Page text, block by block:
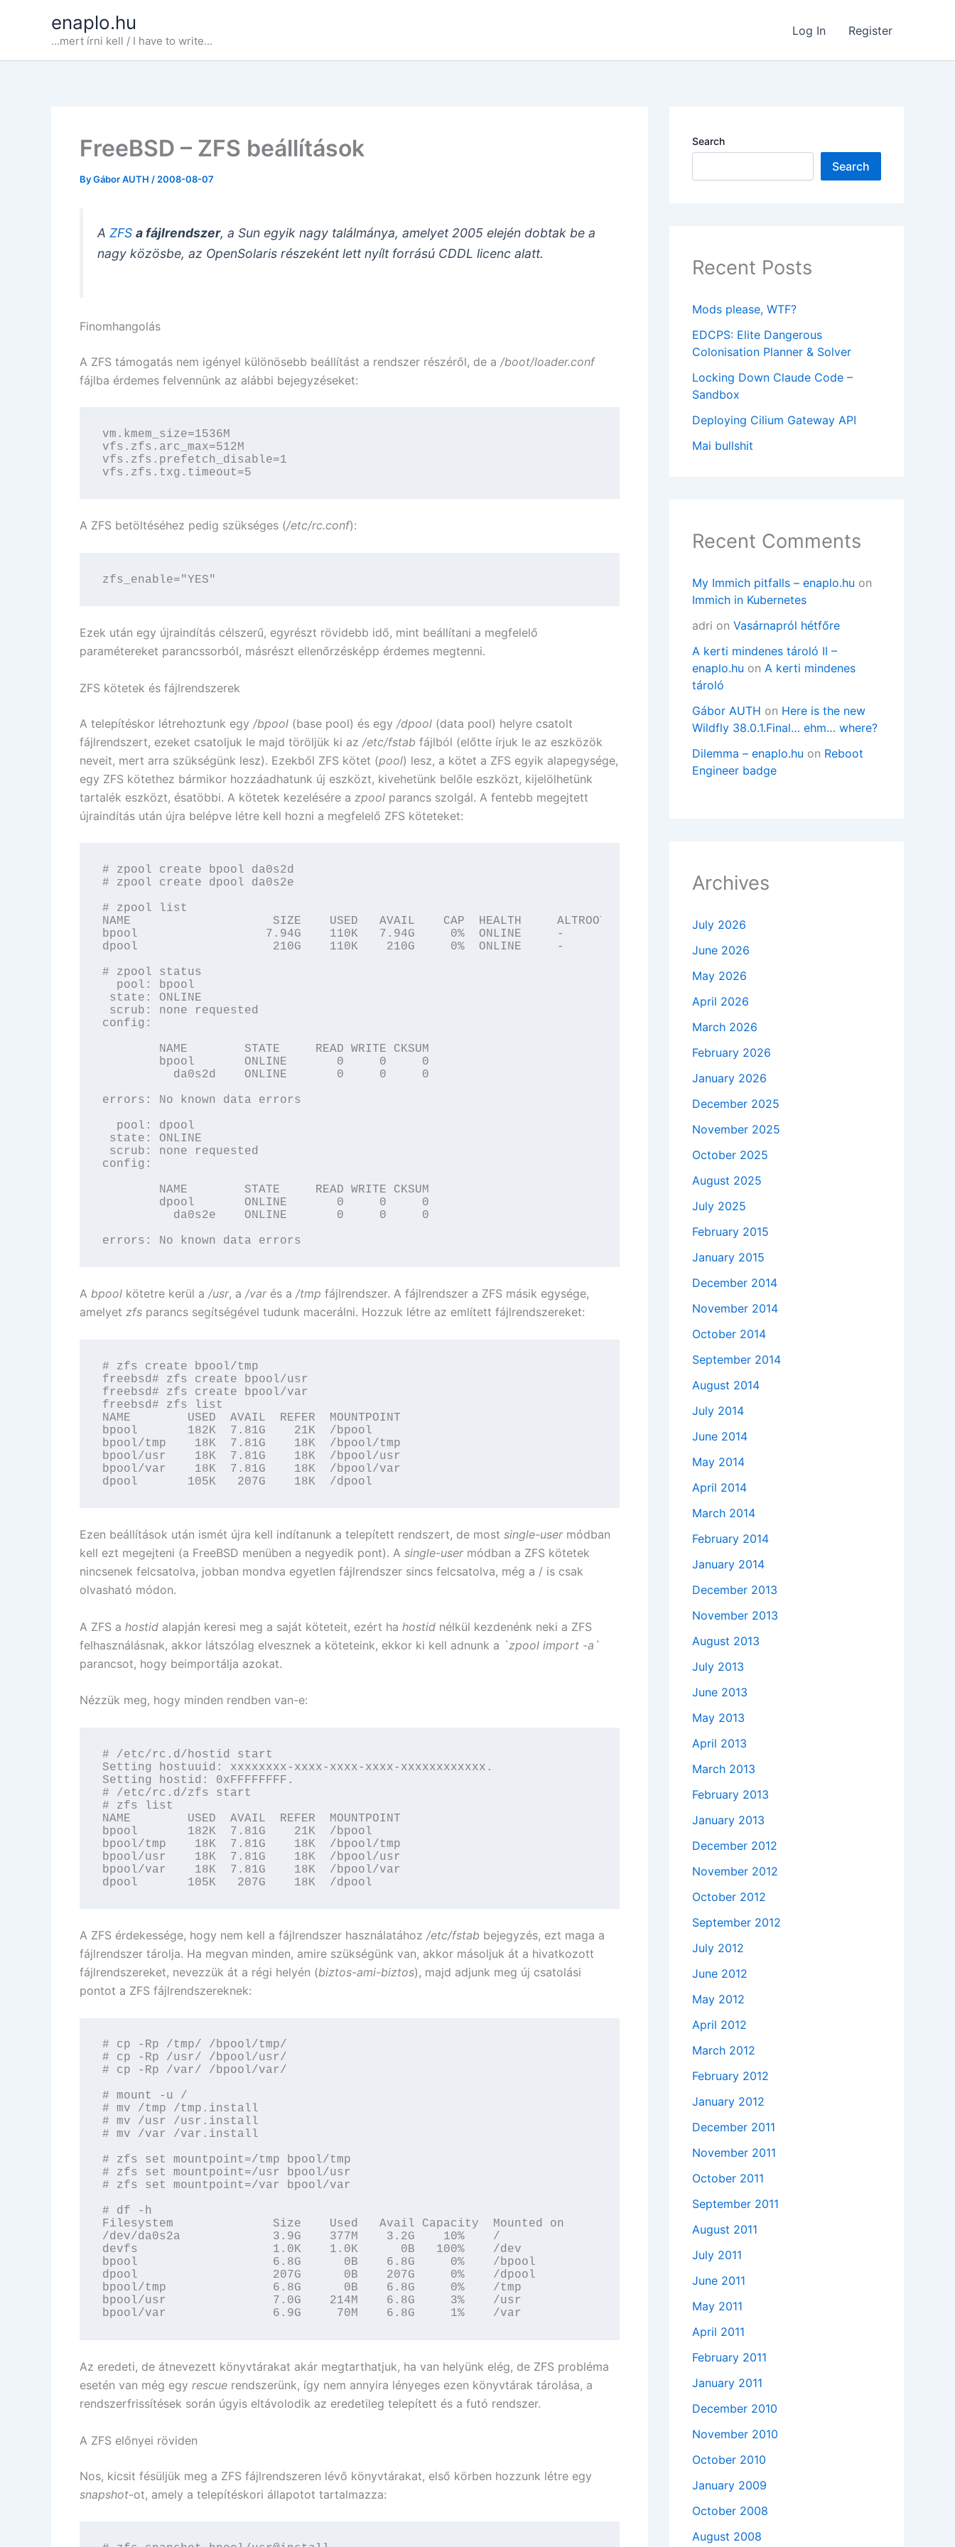
enaplo.hu
...mert írni kell / I have to write...
Log In Register
FreeBSD – ZFS beállítások
ByGábor AUTH / 2008-08-07
A ZFS a fájlrendszer, a Sun egyik nagy találmánya, amelyet 2005 elején dobtak be a
nagy közösbe, az OpenSolaris részeként lett nyílt forrású CDDL licenc alatt.
Finomhangolás
A ZFS támogatás nem igényel különösebb beállítást a rendszer részéről, de a /boot/loader.conf
fájlba érdemes felvennünk az alábbi bejegyzéseket:
vm.kmem_size=1536M
vfs.zfs.arc_max=512M
vfs.zfs.prefetch_disable=1
vfs.zfs.txg.timeout=5
A ZFS betöltéséhez pedig szükséges (/etc/rc.conf):
zfs_enable="YES"
Ezek után egy újraindítás célszerű, egyrészt rövidebb idő, mint beállítani a megfelelő
paramétereket parancssorból, másrészt ellenőrzésképp érdemes megtenni.
ZFS kötetek és fájlrendszerek
A telepítéskor létrehoztunk egy /bpool (base pool) és egy /dpool (data pool) helyre csatolt
fájlrendszert, ezeket csatoljuk le majd töröljük ki az /etc/fstab fájlból (előtte írjuk le az eszközök
neveit, mert arra szükségünk lesz). Ezekből ZFS kötet (pool) lesz, a kötet a ZFS egyik alapegysége,
egy ZFS kötethez bármikor hozzáadhatunk új eszközt, kivehetünk belőle eszközt, kijelölhetünk
tartalék eszközt, ésatöbbi. A kötetek kezelésére a zpool parancs szolgál. A fentebb megejtett
újraindítás után újra belépve létre kell hozni a megfelelő ZFS köteteket:
# zpool create bpool da0s2d
# zpool create dpool da0s2e
# zpool list
NAME                    SIZE    USED   AVAIL    CAP  HEALTH     ALTROOT
bpool                  7.94G    110K   7.94G     0%  ONLINE     -
dpool                   210G    110K    210G     0%  ONLINE     -
# zpool status
  pool: bpool
state: ONLINE
scrub: none requested
config:
        NAME        STATE     READ WRITE CKSUM
        bpool       ONLINE       0     0     0
          da0s2d    ONLINE       0     0     0
errors: No known data errors
  pool: dpool
state: ONLINE
scrub: none requested
config:
        NAME        STATE     READ WRITE CKSUM
        dpool       ONLINE       0     0     0
          da0s2e    ONLINE       0     0     0
errors: No known data errors
A bpool kötetre kerül a /usr, a /varés a /tmp fájlrendszer. A fájlrendszer a ZFS másik egysége,
amelyet zfs parancs segítségével tudunk macerálni. Hozzuk létre az említett fájlrendszereket:
# zfs create bpool/tmp
freebsd# zfs create bpool/usr
freebsd# zfs create bpool/var
freebsd# zfs list
NAME        USED  AVAIL  REFER  MOUNTPOINT
bpool       182K  7.81G    21K  /bpool
bpool/tmp    18K  7.81G    18K  /bpool/tmp
bpool/usr    18K  7.81G    18K  /bpool/usr
bpool/var    18K  7.81G    18K  /bpool/var
dpool       105K   207G    18K  /dpool
Ezen beállítások után ismét újra kell indítanunk a telepített rendszert, de most single-usermódban
kell ezt megejteni (a FreeBSD menüben a negyedik pont). A single-usermódban a ZFS kötetek
nincsenek felcsatolva, jobban mondva egyetlen fájlrendszer sincs felcsatolva, még a / is csak
olvasható módon.
A ZFS a hostid alapján keresi meg a saját köteteit, ezért ha hostid nélkül kezdenénk neki a ZFS
felhasználásnak, akkor látszólag elvesznek a köteteink, ekkor ki kell adnunk a `zpool import -a`
parancsot, hogy beimportálja azokat.
Nézzük meg, hogy minden rendben van-e:
# /etc/rc.d/hostid start
Setting hostuuid: xxxxxxxx-xxxx-xxxx-xxxx-xxxxxxxxxxxx.
Setting hostid: 0xFFFFFFFF.
# /etc/rc.d/zfs start
# zfs list
NAME        USED  AVAIL  REFER  MOUNTPOINT
bpool       182K  7.81G    21K  /bpool
bpool/tmp    18K  7.81G    18K  /bpool/tmp
bpool/usr    18K  7.81G    18K  /bpool/usr
bpool/var    18K  7.81G    18K  /bpool/var
dpool       105K   207G    18K  /dpool
A ZFS érdekessége, hogy nem kell a fájlrendszer használatához /etc/fstab bejegyzés, ezt maga a
fájlrendszer tárolja. Ha megvan minden, amire szükségünk van, akkor másoljuk át a hivatkozott
fájlrendszereket, nevezzük át a régi helyén (biztos-ami-biztos), majd adjunk meg új csatolási
pontot a ZFS fájlrendszereknek:
# cp -Rp /tmp/ /bpool/tmp/
# cp -Rp /usr/ /bpool/usr/
# cp -Rp /var/ /bpool/var/
# mount -u /
# mv /tmp /tmp.install
# mv /usr /usr.install
# mv /var /var.install
# zfs set mountpoint=/tmp bpool/tmp
# zfs set mountpoint=/usr bpool/usr
# zfs set mountpoint=/var bpool/var
# df -h
Filesystem              Size    Used   Avail Capacity  Mounted on
/dev/da0s2a             3.9G    377M    3.2G    10%    /
devfs                   1.0K    1.0K      0B   100%    /dev
bpool                   6.8G      0B    6.8G     0%    /bpool
dpool                   207G      0B    207G     0%    /dpool
bpool/tmp               6.8G      0B    6.8G     0%    /tmp
bpool/usr               7.0G    214M    6.8G     3%    /usr
bpool/var               6.9G     70M    6.8G     1%    /var
Az eredeti, de átnevezett könyvtárakat akár megtarthatjuk, ha van helyünk elég, de ZFS probléma
esetén van még egy rescue rendszerünk, így nem annyira lényeges ezen könyvtárak tárolása, a
rendszerfrissítések során úgyis eltávolodik az eredetileg telepített és a futó rendszer.
A ZFS előnyei röviden
Nos, kicsit fésüljük meg a ZFS fájlrendszeren lévő könyvtárakat, első körben hozzunk létre egy
snapshot-ot, amely a telepítéskori állapotot tartalmazza:
Search
Search
Recent Posts
Mods please, WTF?
EDCPS: Elite Dangerous
Colonisation Planner & Solver
Locking Down Claude Code –
Sandbox
Deploying Cilium Gateway API
Mai bullshit
Recent Comments
My Immich pitfalls – enaplo.hu on
Immich in Kubernetes
adri on Vasárnapról hétfőre
A kerti mindenes tároló II –
enaplo.hu on A kerti mindenes
tároló
Gábor AUTH on Here is the new
Wildfly 38.0.1.Final… ehm… where?
Dilemma – enaplo.hu on Reboot
Engineer badge
Archives
July 2026
June 2026
May 2026
April 2026
March 2026
February 2026
January 2026
December 2025
November 2025
October 2025
August 2025
July 2025
February 2015
January 2015
December 2014
November 2014
October 2014
September 2014
August 2014
July 2014
June 2014
May 2014
April 2014
March 2014
February 2014
January 2014
December 2013
November 2013
August 2013
July 2013
June 2013
May 2013
April 2013
March 2013
February 2013
January 2013
December 2012
November 2012
October 2012
September 2012
July 2012
June 2012
May 2012
April 2012
March 2012
February 2012
January 2012
December 2011
November 2011
October 2011
September 2011
August 2011
July 2011
June 2011
May 2011
April 2011
February 2011
January 2011
December 2010
November 2010
October 2010
January 2009
October 2008
August 2008